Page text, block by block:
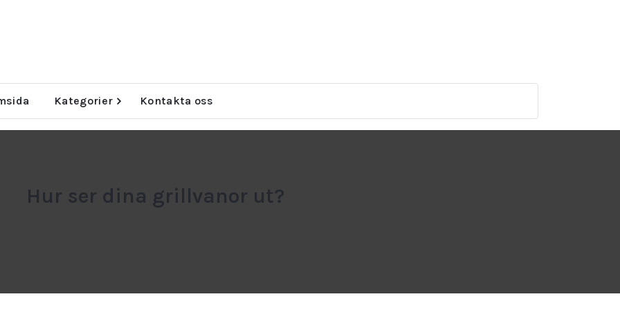
Kategorier Kontakta oss
Hur ser dina grillvanor ut?